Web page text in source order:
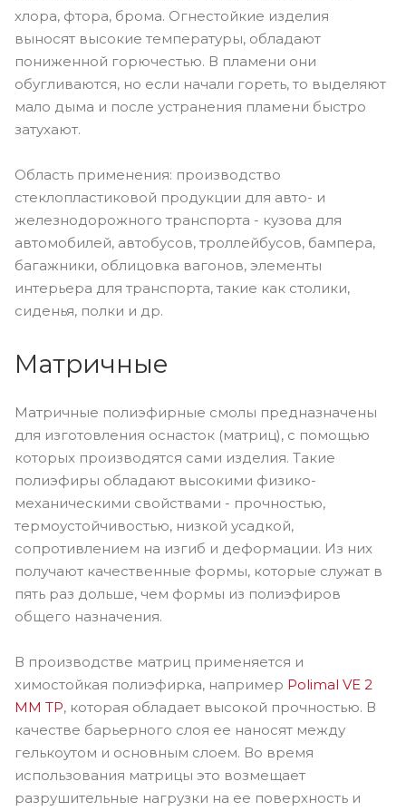
хлора, фтора, брома. Огнестойкие изделия
выносят высокие температуры, обладают
пониженной горючестью. В пламени они
обугливаются, но если начали гореть, то выделяют
мало дыма и после устранения пламени быстро
затухают.
Область применения: производство
стеклопластиковой продукции для авто- и
железнодорожного транспорта - кузова для
автомобилей, автобусов, троллейбусов, бампера,
багажники, облицовка вагонов, элементы
интерьера для транспорта, такие как столики,
сиденья, полки и др.
Матричные
Матричные полиэфирные смолы предназначены
для изготовления оснасток (матриц), с помощью
которых производятся сами изделия. Такие
полиэфиры обладают высокими физико-
механическими свойствами - прочностью,
термоустойчивостью, низкой усадкой,
сопротивлением на изгиб и деформации. Из них
получают качественные формы, которые служат в
пять раз дольше, чем формы из полиэфиров
общего назначения.
В производстве матриц применяется и
химостойкая полиэфирка, например Polimal VE 2
ММ ТР, которая обладает высокой прочностью. В
качестве барьерного слоя ее наносят между
гелькоутом и основным слоем. Во время
использования матрицы это возмещает
разрушительные нагрузки на ее поверхность и